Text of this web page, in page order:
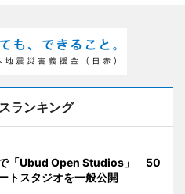
ランキング
「Ubud Open Studios」 50
トスタジオを一般公開